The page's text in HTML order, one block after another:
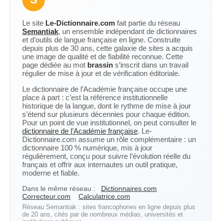
Le site Le-Dictionnaire.com fait partie du réseau
Semantiak, un ensemble indépendant de dictionnaires
et d’outils de langue française en ligne. Construite
depuis plus de 30 ans, cette galaxie de sites a acquis
une image de qualité et de fiabilité reconnue. Cette
page dédiée au mot brassin s’inscrit dans un travail
régulier de mise à jour et de vérification éditoriale.
Le dictionnaire de l’Académie française occupe une
place à part : c’est la référence institutionnelle
historique de la langue, dont le rythme de mise à jour
s’étend sur plusieurs décennies pour chaque édition.
Pour un point de vue institutionnel, on peut consulter le
dictionnaire de l’Académie française. Le-
Dictionnaire.com assume un rôle complémentaire : un
dictionnaire 100 % numérique, mis à jour
régulièrement, conçu pour suivre l’évolution réelle du
français et offrir aux internautes un outil pratique,
moderne et fiable.
Dans le même réseau :
Dictionnaires.com
Correcteur.com
Calculatrice.com
Réseau Semantiak : sites francophones en ligne depuis plus
de 20 ans, cités par de nombreux médias, universités et